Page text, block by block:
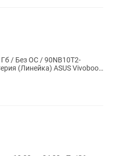
Гб / Без ОС / 90NB10T2-
(Линейка) ASUS Vivobook